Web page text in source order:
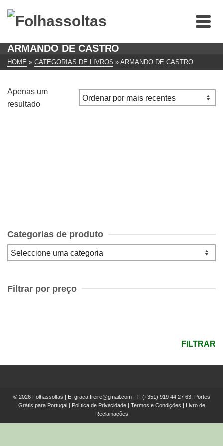
ARMANDO DE CASTRO
HOME » CATEGORIAS DE LIVROS » ARMANDO DE CASTRO
Apenas um
resultado
Categorias de produto
Filtrar por preço
FILTRAR
© 2026 Folhassoltas | E. graca.freire@gmail.com| T. (+351) 919 44 27 63, Portes
Grátis para Portugal
Política de Privacidade| Termos e Condições
Livro de
Reclamações